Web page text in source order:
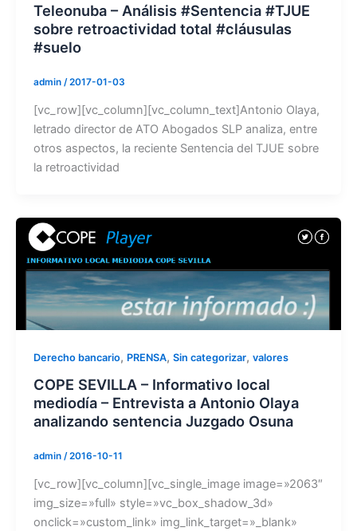
Teleonuba – Análisis #Sentencia #TJUE
sobre retroactividad total #cláusulas
#suelo
admin /2017-01-03
[vc_row][vc_column][vc_column_text]Antonio Olaya,
letrado director de ATO Abogados SLP analiza, entre
otros aspectos, la reciente Sentencia del TJUE sobre
la retroactividad
Derecho bancario, PRENSA, Sin categorizar, valores
COPE SEVILLA – Informativo local
mediodía – Entrevista a Antonio Olaya
analizando sentencia Juzgado Osuna
admin /2016-10-11
[vc_row][vc_column][vc_single_image image=»2063″
img_size=»full» style=»vc_box_shadow_3d»
onclick=»custom_link» img_link_target=»_blank»